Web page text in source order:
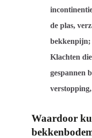
de plas,
bekkenpijn;
Klachten
gespannen
Waardoor